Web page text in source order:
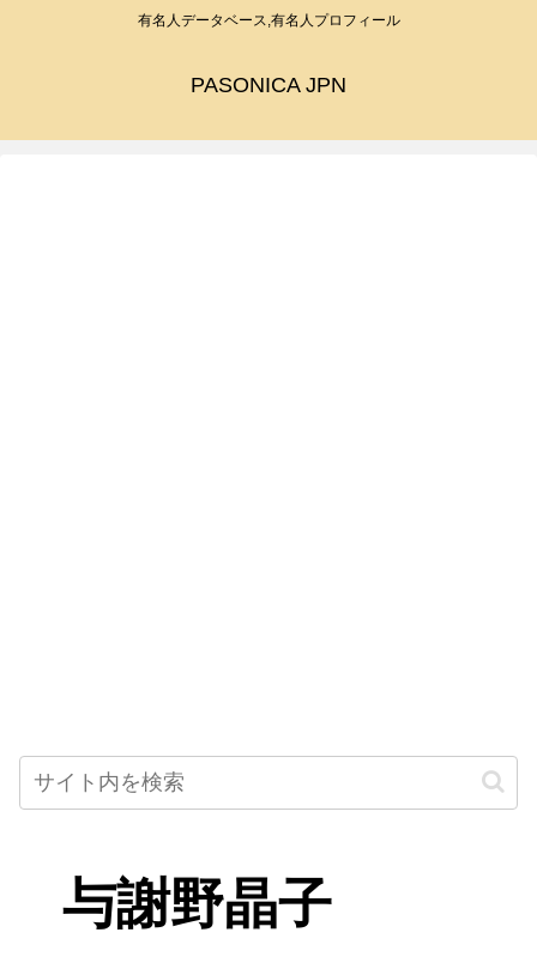
有名人データベース,有名人プロフィール
PASONICA JPN
与謝野晶子